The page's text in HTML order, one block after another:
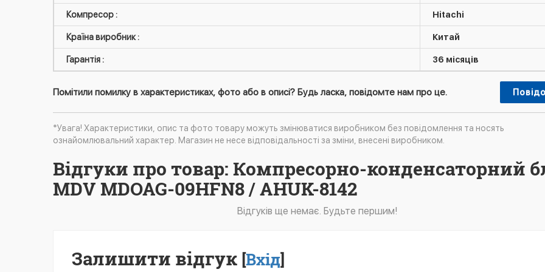
Компресор : Hitachi
Країна виробник : Китай
Гарантія : 36 місяців
Помітили помилку в характеристиках, фото або в описі? Будь ласка, повідомте нам про це.
*Увага! Характеристики, опис та фото товару можуть змінюватися виробником без повідомлення та носять
ознайомлювальний характер. Магазин не несе відповідальності за зміни, внесені виробником.
Відгуки про товар: Компресорно-конденсаторний
MDV MDOAG-09HFN8 / AHUK-8142
Відгуків ще немає. Будьте першим!
Залишити відгук [Вхід]